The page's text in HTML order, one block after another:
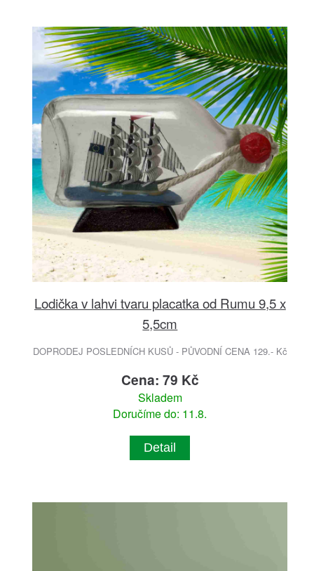
Lodička v lahvi tvaru placatka od Rumu 9,5 x
5,5cm
DOPRODEJ POSLEDNÍCH KUSŮ - PŮVODNÍ CENA 129.- Kč
Cena: 79 Kč
Skladem
Doručíme do: 11.8.
Detail